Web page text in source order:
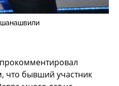
что бывший участник